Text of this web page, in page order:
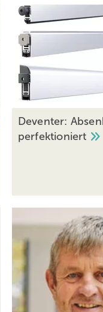
Deventer:
perfektioniert